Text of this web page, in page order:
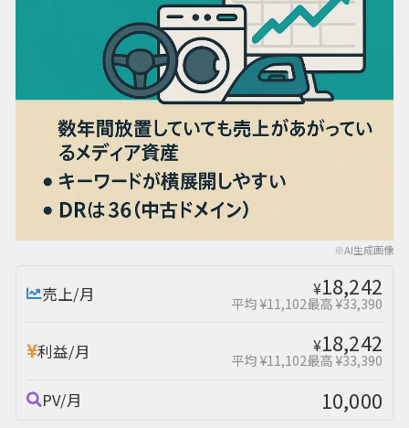
※AI生成画像
売上/月 ¥18,242
平均 ¥11,102最高 ¥33,390
利益/月 ¥18,242
平均 ¥11,102最高 ¥33,390
PV/月 10,000